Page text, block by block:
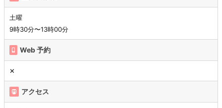
土曜
9時30分〜13時00分
Web 予約
✕
アクセス